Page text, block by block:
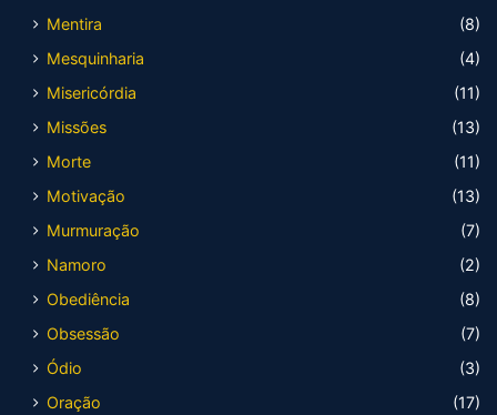
Mentira
(8)
Mesquinharia
(4)
Misericórdia
(11)
Missões
(13)
Morte
(11)
Motivação
(13)
Murmuração
(7)
Namoro
(2)
Obediência
(8)
Obsessão
(7)
Ódio
(3)
Oração
(17)